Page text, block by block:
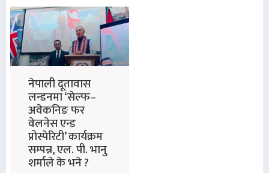
नेपाली दूतावास
लन्डनमा ‘सेल्फ–
अवेकनिङ फर
वेलनेस एन्ड
प्रोस्पेरिटी’ कार्यक्रम
सम्पन्न, एल. पी. भानु
शर्माले के भने ?